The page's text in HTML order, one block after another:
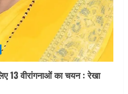
13 वीरांगनाओं का चयन : रेखा